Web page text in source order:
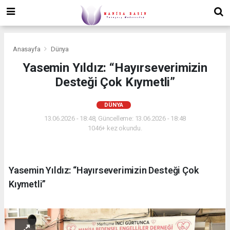
Anasayfa Dünya
Yasemin Yıldız: “Hayırseverimizin
Desteği Çok Kıymetli”
DÜNYA
13.06.2026 - 18:48, Güncelleme: 13.06.2026 - 18:48
1046+ kez okundu.
Yasemin Yıldız: “Hayırseverimizin Desteği Çok
Kıymetli”